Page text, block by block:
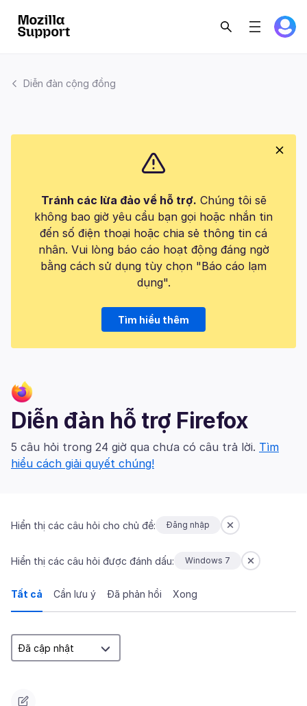
Diễn đàn cộng đồng
Tránh các lừa đảo về hỗ trợ. Chúng tôi sẽ
không bao giờ yêu cầu bạn gọi hoặc nhắn tin
đến số điện thoại hoặc chia sẻ thông tin cá
nhân. Vui lòng báo cáo hoạt động đáng ngờ
bằng cách sử dụng tùy chọn "Báo cáo lạm
dụng".
Tìm hiểu thêm
Diễn đàn hỗ trợ Firefox
5 câu hỏi trong 24 giờ qua chưa có câu trả lời. Tìm
hiểu cách giải quyết chúng!
Hiển thị các câu hỏi cho chủ đề: Đăng nhập
Hiển thị các câu hỏi được đánh dấu: Windows 7
Tất cả Cần lưu ý Đã phản hồi Xong